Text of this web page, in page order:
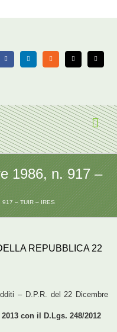
FacebookLinkedIn Rss X Email
1986, n. 917 –
917 – TUIR – IRES
REPUBBLICA 22
– D.P.R. del 22 Dicembre
con il D.Lgs. 248/2012